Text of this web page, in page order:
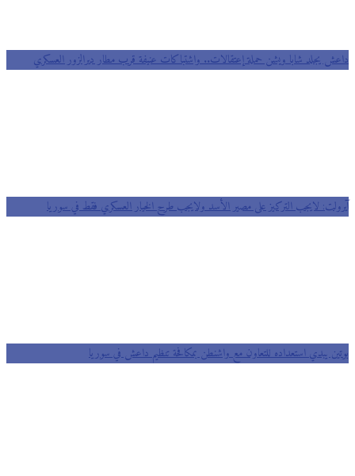
داعش يجلد شابا ويشن حملة إعتقالات.. واشتباكات عنيفة قرب مطار ديرالزور العسكري
آيرولت: لايجب التركيز على مصير الأسد ولايجب طرح الخيار العسكري فقط في سوريا
بوتين يبدي استعداده للتعاون مع واشنطن بمكافحة تنظيم داعش في سوريا